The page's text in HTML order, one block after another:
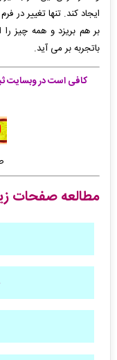
ایجاد کند. تنها تغییر در
بر هم بریزد و همه چیز را
باتجربه بر می آید.
کافی است در وبسایت
مطالعه صفحات